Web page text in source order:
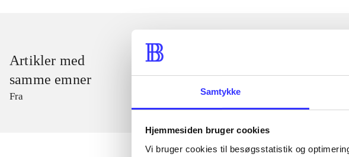
Samtykke
Hjemmesiden bruger cookies
Vi bruger cookies til besøgsstatistik og
Artikler med
samme emner
Fra